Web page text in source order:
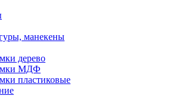
манекены
дерево
МДФ
пластиковые